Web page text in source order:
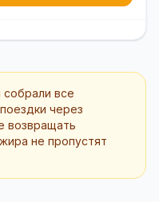
все
через
возвращать
не пропустят